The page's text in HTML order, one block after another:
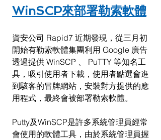
WinSCP來部署勒索軟體
資安公司 Rapid7 近期發現，從三月初
開始有勒索軟體集團利用 Google 廣告
透過提供 WinSCP 、 PuTTY 等知名工
具，吸引使用者下載，使用者點選會進
到駭客的冒牌網站，安裝對方提供的應
用程式，最終會被部署勒索軟體。
Putty及WinSCP是許多系統管理員經常
會使用的軟體工具，由於系統管理員握